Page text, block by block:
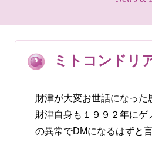
ミトコンドリ
財津が大変お世話になった
財津自身も１９９２年に
の異常でDMになるはずと